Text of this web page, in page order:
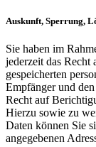
Auskunft, Sperrung,
Sie haben im
jederzeit das
gespeicherten
Empfänger und
Recht auf
Hierzu sowie zu
Daten können Sie
angegebenen